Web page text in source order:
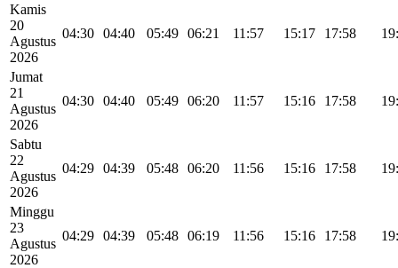
Kamis
20
Agustus
2026
04:30 04:40 05:49 06:21 11:57 15:17 17:58
Jumat
21
Agustus
2026
04:30 04:40 05:49 06:20 11:57 15:16 17:58
Sabtu
22
Agustus
2026
04:29 04:39 05:48 06:20 11:56 15:16 17:58
Minggu
23
Agustus
2026
04:29 04:39 05:48 06:19 11:56 15:16 17:58